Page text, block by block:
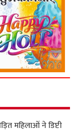
महिलाओं ने डिप्टी